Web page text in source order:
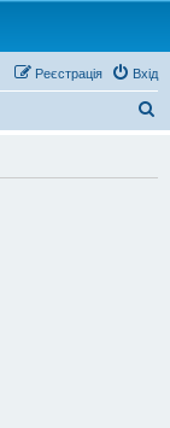
Вхід
Реєстрація